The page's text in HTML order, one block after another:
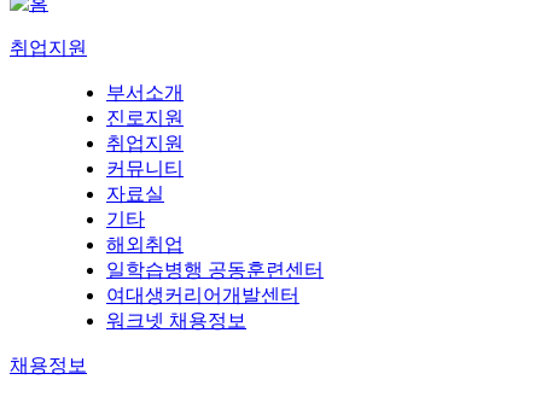
취업지원
부서소개
진로지원
취업지원
커뮤니티
자료실
기타
해외취업
일학습병행 공동훈련센터
여대생커리어개발센터
워크넷 채용정보
채용정보